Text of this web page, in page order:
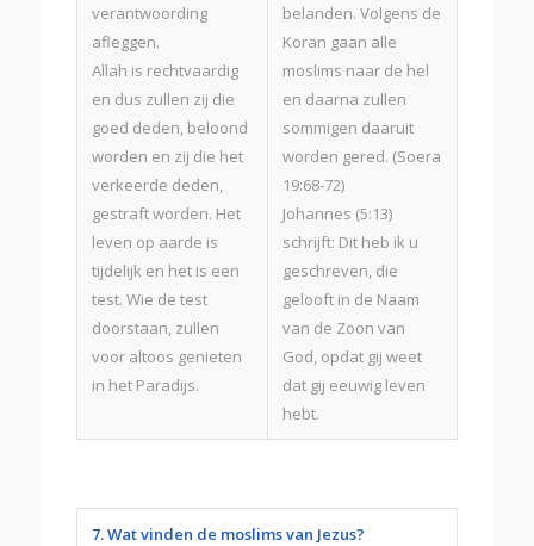
verantwoording
afleggen.
Allah is rechtvaardig
en dus zullen zij die
goed deden, beloond
worden en zij die het
verkeerde deden,
gestraft worden. Het
leven op aarde is
tijdelijk en het is een
test. Wie de test
doorstaan, zullen
voor altoos genieten
in het Paradijs.
belanden. Volgens de
Koran gaan alle
moslims naar de hel
en daarna zullen
sommigen daaruit
worden gered. (Soera
19:68-72)
Johannes (5:13)
schrijft: Dit heb ik u
geschreven, die
gelooft in de Naam
van de Zoon van
God, opdat gij weet
dat gij eeuwig leven
hebt.
7. Wat vinden de moslims van Jezus?